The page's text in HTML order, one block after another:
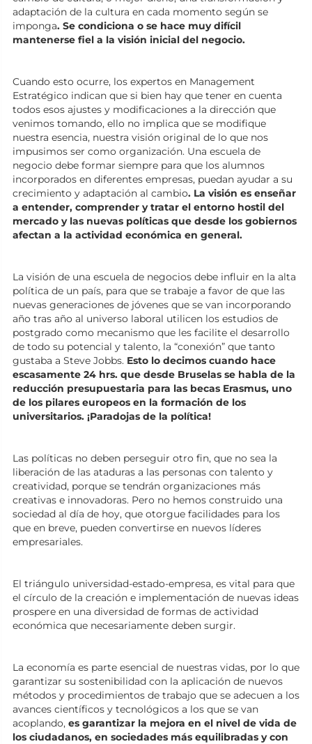
adaptación de la cultura en cada momento según se
imponga. Se condiciona o se hace muy difícil
mantenerse fiel a la visión inicial del negocio.
Cuando esto ocurre, los expertos en Management
Estratégico indican que si bien hay que tener en cuenta
todos esos ajustes y modificaciones a la dirección que
venimos tomando, ello no implica que se modifique
nuestra esencia, nuestra visión original de lo que nos
impusimos ser como organización. Una escuela de
negocio debe formar siempre para que los alumnos
incorporados en diferentes empresas, puedan ayudar a su
crecimiento y adaptación al cambio. La visión es enseñar
a entender, comprender y tratar el entorno hostil del
mercado y las nuevas políticas que desde los gobiernos
afectan a la actividad económica en general.
La visión de una escuela de negocios debe influir en la alta
política de un país, para que se trabaje a favor de que las
nuevas generaciones de jóvenes que se van incorporando
año tras año al universo laboral utilicen los estudios de
postgrado como mecanismo que les facilite el desarrollo
de todo su potencial y talento, la “conexión” que tanto
gustaba a Steve Jobbs. Esto lo decimos cuando hace
escasamente 24 hrs. que desde Bruselas se habla de la
reducción presupuestaria para las becas Erasmus, uno
de los pilares europeos en la formación de los
universitarios. ¡Paradojas de la política!
Las políticas no deben perseguir otro fin, que no sea la
liberación de las ataduras a las personas con talento y
creatividad, porque se tendrán organizaciones más
creativas e innovadoras. Pero no hemos construido una
sociedad al día de hoy, que otorgue facilidades para los
que en breve, pueden convertirse en nuevos líderes
empresariales.
El triángulo universidad-estado-empresa, es vital para que
el círculo de la creación e implementación de nuevas ideas
prospere en una diversidad de formas de actividad
económica que necesariamente deben surgir.
La economía es parte esencial de nuestras vidas, por lo que
garantizar su sostenibilidad con la aplicación de nuevos
métodos y procedimientos de trabajo que se adecuen a los
avances científicos y tecnológicos a los que se van
acoplando, es garantizar la mejora en el nivel de vida de
los ciudadanos, en sociedades más equilibradas y con